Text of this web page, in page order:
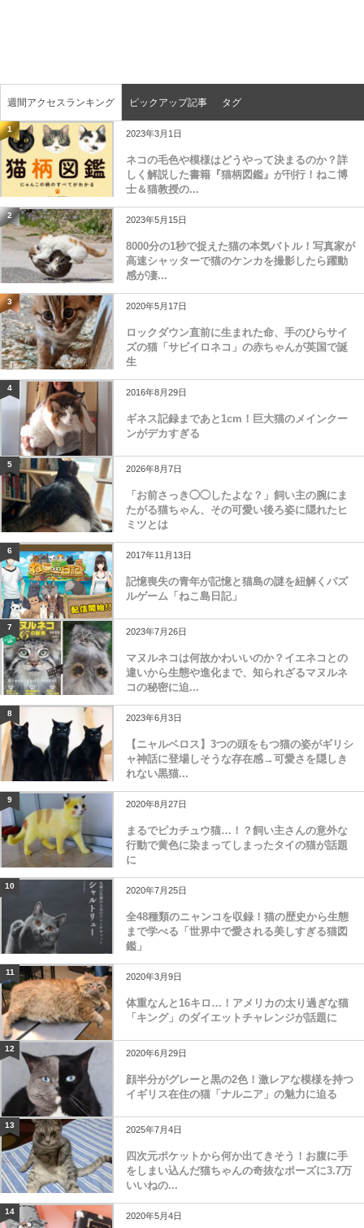
週間アクセスランキング ピックアップ記事 タグ
1 2023年3月1日
ネコの毛色や模様はどうやって決まるのか？詳
しく解説した書籍『猫柄図鑑』が刊行！ねこ博
士＆猫教授の...
2 2023年5月15日
8000分の1秒で捉えた猫の本気バトル！写真家が
高速シャッターで猫のケンカを撮影したら躍動
感が凄...
3 2020年5月17日
ロックダウン直前に生まれた命、手のひらサイ
ズの猫「サビイロネコ」の赤ちゃんが英国で誕
生
4 2016年8月29日
ギネス記録まであと1cm！巨大猫のメインクー
ンがデカすぎる
5 2026年8月7日
「お前さっき◯◯したよな？」飼い主の腕にま
たがる猫ちゃん、その可愛い後ろ姿に隠れたヒ
ミツとは
6 2017年11月13日
記憶喪失の青年が記憶と猫島の謎を紐解くパズ
ルゲーム「ねこ島日記」
7 2023年7月26日
マヌルネコは何故かわいいのか？イエネコとの
違いから生態や進化まで、知られざるマヌルネ
コの秘密に迫...
8 2023年6月3日
【ニャルベロス】3つの頭をもつ猫の姿がギリシ
ャ神話に登場しそうな存在感→可愛さを隠しき
れない黒猫...
9 2020年8月27日
まるでピカチュウ猫…！？飼い主さんの意外な
行動で黄色に染まってしまったタイの猫が話題
に
10 2020年7月25日
全48種類のニャンコを収録！猫の歴史から生態
まで学べる「世界中で愛される美しすぎる猫図
鑑」
11 2020年3月9日
体重なんと16キロ…！アメリカの太り過ぎな猫
「キング」のダイエットチャレンジが話題に
12 2020年6月29日
顔半分がグレーと黒の2色！激レアな模様を持つ
イギリス在住の猫「ナルニア」の魅力に迫る
13 2025年7月4日
四次元ポケットから何か出てきそう！お腹に手
をしまい込んだ猫ちゃんの奇抜なポーズに3.7万
いいねの...
14 2020年5月4日